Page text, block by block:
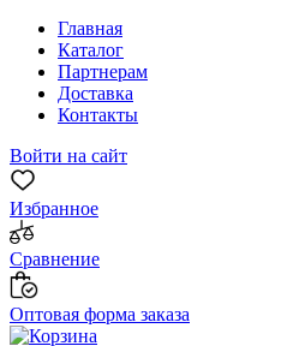
Главная
Каталог
Партнерам
Доставка
Контакты
Войти на сайт
Избранное
Сравнение
Оптовая форма заказа